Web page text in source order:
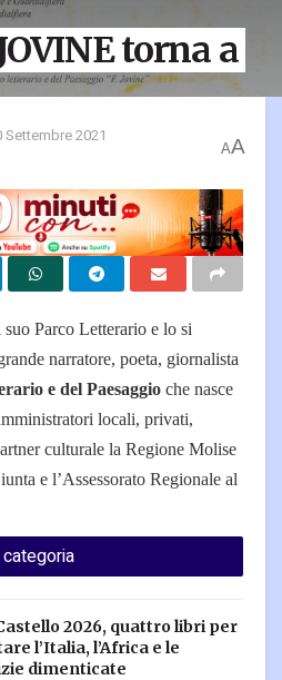
torna a
Settembre 2021
AA
Parco Letterario e lo si
narratore, poeta, giornalista
e del Paesaggio che nasce
locali, privati,
culturale la Regione Molise
e l’Assessorato Regionale al
2026, quattro libri per
l’Italia, l’Africa e le
dimenticate